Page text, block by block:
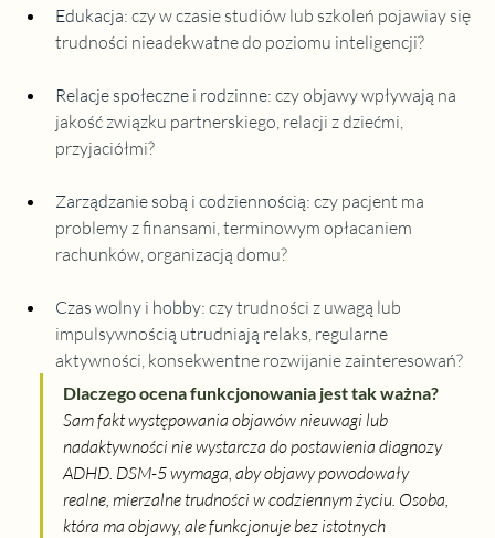
Edukacja: czy w czasie studiów lub szkoleń pojawiay się
trudności nieadekwatne do poziomu inteligencji?
Relacje społeczne i rodzinne: czy objawy wpływają na
jakość związku partnerskiego, relacji z dziećmi,
przyjaciółmi?
Zarządzanie sobą i codziennością: czy pacjent ma
problemy z finansami, terminowym opłacaniem
rachunków, organizacją domu?
Czas wolny i hobby: czy trudności z uwagą lub
impulsywnością utrudniają relaks, regularne
aktywności, konsekwentne rozwijanie zainteresowań?
Dlaczego ocena funkcjonowania jest tak ważna?
Sam fakt występowania objawów nieuwagi lub
nadaktywności nie wystarcza do postawienia diagnozy
ADHD. DSM-5 wymaga, aby objawy powodowały
realne, mierzalne trudności w codziennym życiu. Osoba,
która ma objawy, ale funkcjonuje bez istotnych